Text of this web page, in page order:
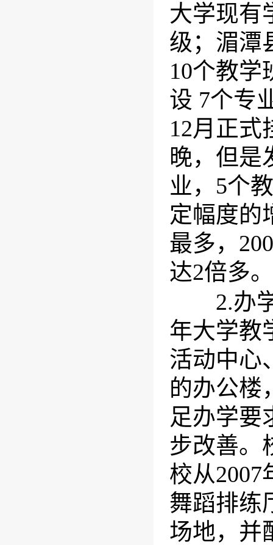
大学现有
级；湄潭
10个教学
设 7个专
12月正式
晚，但是
业，5个
定幅度的
最多，
达2倍多。
2.办学
年大学教
活动中心
的办公楼
足办学要
步改善。
校从2007
舞蹈排练
场地，并